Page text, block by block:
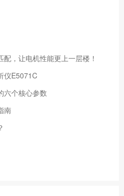
，让电机性能更上一层楼！
仪E5071C
六个核心参数
南